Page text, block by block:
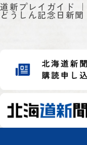
道新プレイガイド
どうしん記念日新聞